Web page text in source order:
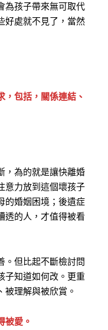
為孩子帶來無可取代
好處就不見了，當然
，包括，關係連結、
，為的就是讓快離婚
意力放到這個壞孩子
的婚姻困境；後遺症
透的人，才值得被看
。但比起不斷檢討問
子知道如何改。更重
理解與被欣賞。
被愛。